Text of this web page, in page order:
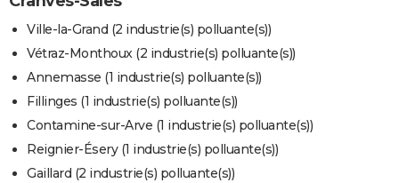
COPAINS D'AVANT
S'inscrire
Se connecter
Lycées
Collèges
Primaires
Universités
Entreprises
Service militaire
Avis de recherche
FORUM
Bricolage
Lifestyle
Culture
Sport
Auto
Television
Voyage
Cinema
Ville-la-Grand (2 industrie(s) polluante(s))
Vétraz-Monthoux (2 industrie(s) polluante(s))
Annemasse (1 industrie(s) polluante(s))
Fillinges (1 industrie(s) polluante(s))
Contamine-sur-Arve (1 industrie(s) polluante(s))
Reignier-Ésery (1 industrie(s) polluante(s))
Gaillard (2 industrie(s) polluante(s))